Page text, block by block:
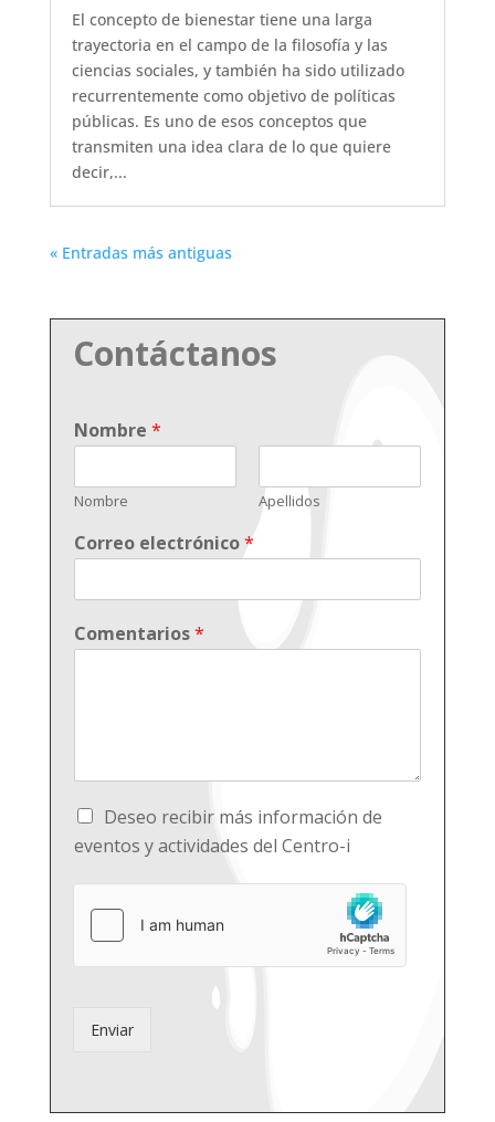
El concepto de bienestar tiene una larga
trayectoria en el campo de la filosofía y las
ciencias sociales, y también ha sido utilizado
recurrentemente como objetivo de políticas
públicas. Es uno de esos conceptos que
transmiten una idea clara de lo que quiere
decir,...
« Entradas más antiguas
Contáctanos
Nombre *
Nombre Apellidos
Correo electrónico*
Comentarios*
Deseo recibir más información de
eventos y actividades del Centro-i
Enviar